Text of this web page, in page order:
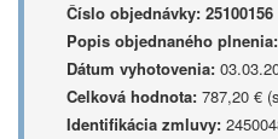
Číslo objednávky: 25100156
Popis objednaného plnenia:
Dátum vyhotovenia:
Celková hodnota: 787,20 €
Identifikácia zmluvy: